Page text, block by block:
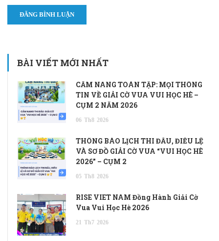
BÀI VIẾT MỚI NHẤT
CẨM NANG TOÀN TẬP: MỌI THÔNG
TIN VỀ GIẢI CỜ VUA VUI HỌC HÈ –
CỤM 2 NĂM 2026
06 Th8 2026
THÔNG BÁO LỊCH THI ĐẤU, ĐIỀU LỆ
VÀ SƠ ĐỒ GIẢI CỜ VUA “VUI HỌC HÈ
2026” – CỤM 2
05 Th8 2026
RISE VIET NAM Đồng Hành Giải Cờ
Vua Vui Học Hè 2026
21 Th7 2026